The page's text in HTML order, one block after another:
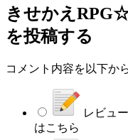
きせかえ
を投稿する
コメント内容を以下か
レビュ
はこちら